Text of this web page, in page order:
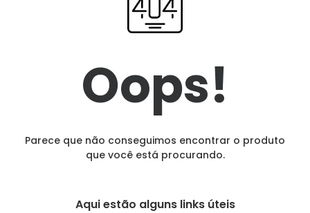
Oops!
Parece que não conseguimos encontrar o produto
que você está procurando.
Aqui estão alguns links úteis